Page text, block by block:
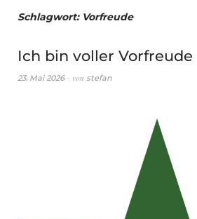
Schlagwort: Vorfreude
Ich bin voller Vorfreude
23. Mai 2026 von stefan